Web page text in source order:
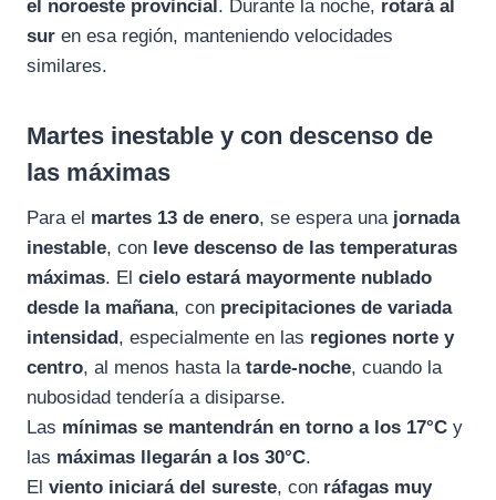
el noroeste provincial. Durante la noche, rotará al
sur en esa región, manteniendo velocidades
similares.
Martes inestable y con descenso de
las máximas
Para el martes 13 de enero, se espera una jornada
inestable, con leve descenso de las temperaturas
máximas. El cielo estará mayormente nublado
desde la mañana, con precipitaciones de variada
intensidad, especialmente en las regiones norte y
centro, al menos hasta la tarde-noche, cuando la
nubosidad tendería a disiparse.
Las mínimas se mantendrán en torno a los 17°C y
las máximas llegarán a los 30°C.
El viento iniciará del sureste, con ráfagas muy